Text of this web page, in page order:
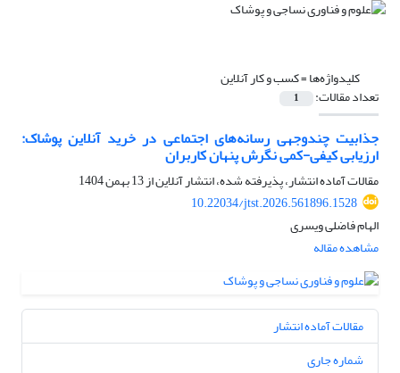
کلیدواژه‌ها =کسب و کار آنلاین
تعداد مقالات: 1
جذابیت چندوجهی رسانه‌های اجتماعی در خرید آنلاین پوشاک:
ارزیابی کیفی-کمی نگرش‌ پنهان کاربران
مقالات آماده انتشار، پذیرفته شده، انتشار آنلاین از13 بهمن 1404
10.22034/jtst.2026.561896.1528
الهام فاضلی ویسری
مشاهده مقاله
مقالات آماده انتشار
شماره جاری